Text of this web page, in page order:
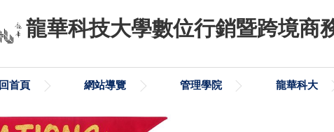
龍華科技大學數位行銷暨跨境商
回首頁 網站導覽 管理學院 龍華科大